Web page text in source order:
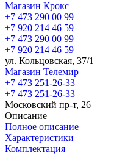
Магазин Крокс
+7 473 290 00 99
+7 920 214 46 59
+7 473 290 00 99
+7 920 214 46 59
ул. Кольцовская, 37/1
Магазин Телемир
+7 473 251-26-33
+7 473 251-26-33
Московский пр-т, 26
Описание
Полное описание
Характеристики
Комплектация